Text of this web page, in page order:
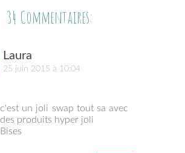
34 Commentaires:
Laura
25 juin 2015 à 10:04
c'est un joli swap tout sa avec
des produits hyper joli
Bises